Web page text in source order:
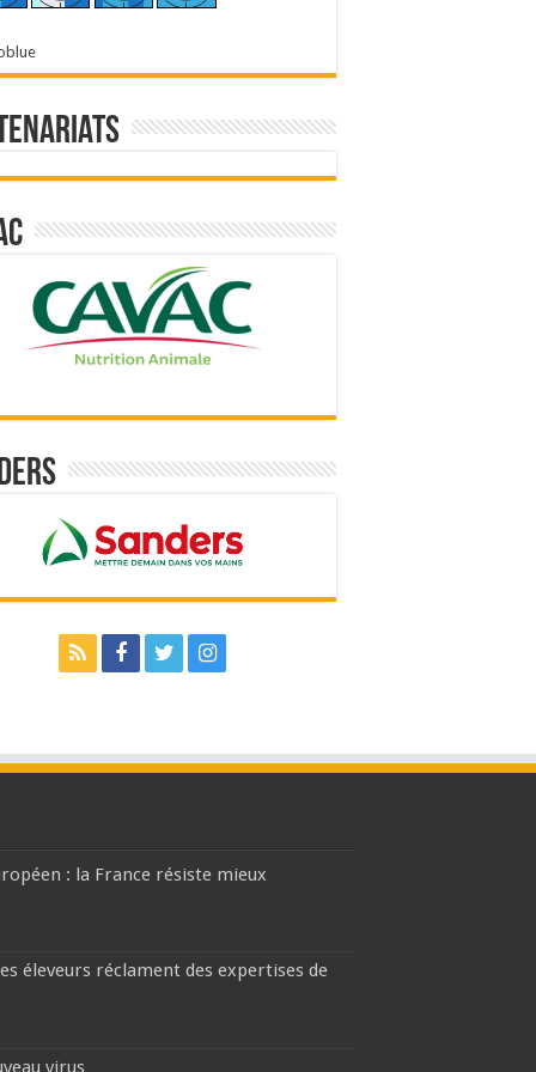
: la France résiste mieux
éleveurs réclament des expertises de
virus